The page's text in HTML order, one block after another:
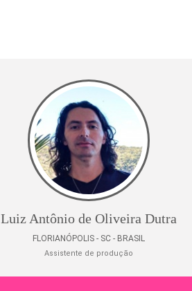
Luiz Antônio de Oliveira Dutra
FLORIANÓPOLIS - SC - BRASIL
Assistente de produção